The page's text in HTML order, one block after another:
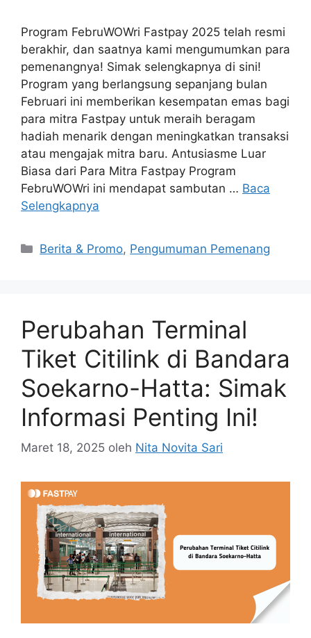
Program FebruWOWri Fastpay 2025 telah resmi
berakhir, dan saatnya kami mengumumkan para
pemenangnya! Simak selengkapnya di sini!
Program yang berlangsung sepanjang bulan
Februari ini memberikan kesempatan emas bagi
para mitra Fastpay untuk meraih beragam
hadiah menarik dengan meningkatkan transaksi
atau mengajak mitra baru. Antusiasme Luar
Biasa dari Para Mitra Fastpay Program
FebruWOWri ini mendapat sambutan … Baca
Selengkapnya
Berita & Promo, Pengumuman Pemenang
Perubahan Terminal
Tiket Citilink di Bandara
Soekarno-Hatta: Simak
Informasi Penting Ini!
Maret 18, 2025 oleh Nita Novita Sari